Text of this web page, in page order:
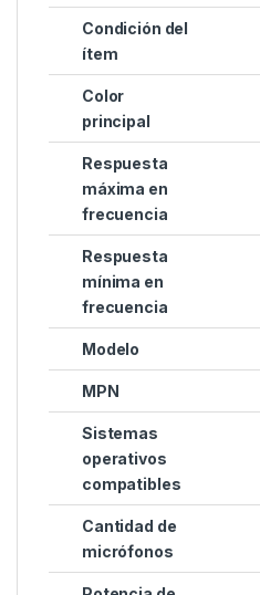
Condición del
ítem
Color
principal
Respuesta
máxima en
frecuencia
Respuesta
mínima en
frecuencia
Modelo
MPN
Sistemas
operativos
compatibles
Cantidad de
micrófonos